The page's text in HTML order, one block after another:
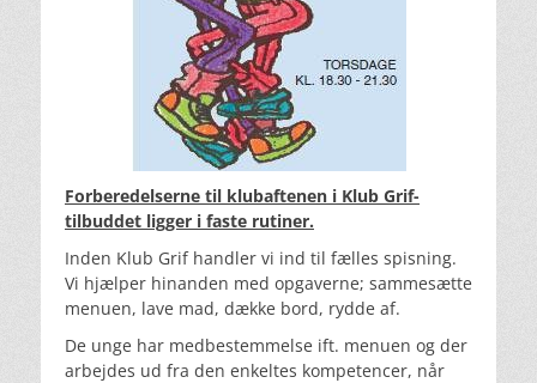
Forberedelserne til klubaftenen i Klub Grif-
tilbuddet ligger i faste rutiner.
Inden Klub Grif handler vi ind til fælles spisning.
Vi hjælper hinanden med opgaverne; sammesætte
menuen, lave mad, dække bord, rydde af.
De unge har medbestemmelse ift. menuen og der
arbejdes ud fra den enkeltes kompetencer, når